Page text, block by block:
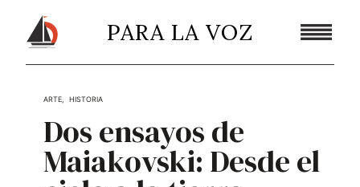
PARA LA VOZ
ARTE, HISTORIA
Dos ensayos de
Maiakovski: Desde el